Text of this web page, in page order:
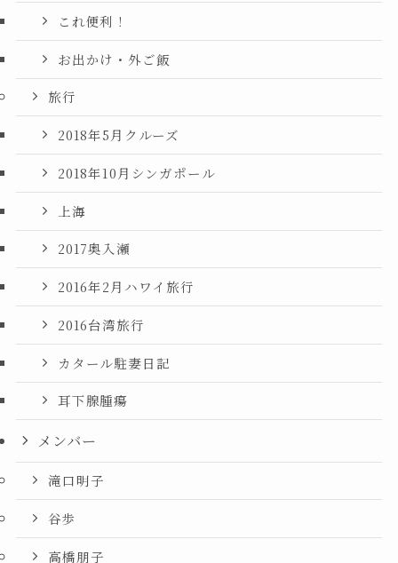
これ便利！
お出かけ・外ご飯
旅行
2018年5月クルーズ
2018年10月シンガポール
上海
2017奥入瀬
2016年2月ハワイ旅行
2016台湾旅行
カタール駐妻日記
耳下腺腫瘍
メンバー
滝口明子
谷歩
高橋朋子